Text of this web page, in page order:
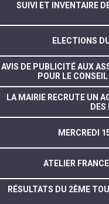
SUIVI ET INVENTAIRE
ELECTIONS
AVIS DE PUBLICITÉ AUX
POUR LE
LA MAIRIE RECRUTE UN
MERCREDI
ATELIER
RÉSULTATS DU 2ÈME